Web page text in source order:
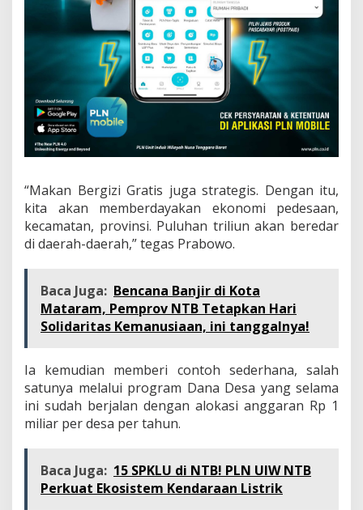
“Makan Bergizi Gratis juga strategis. Dengan itu,
kita akan memberdayakan ekonomi pedesaan,
kecamatan, provinsi. Puluhan triliun akan beredar
di daerah-daerah,” tegas Prabowo.
Baca Juga: Bencana Banjir di Kota
Mataram, Pemprov NTB Tetapkan Hari
Solidaritas Kemanusiaan, ini tanggalnya!
Ia kemudian memberi contoh sederhana, salah
satunya melalui program Dana Desa yang selama
ini sudah berjalan dengan alokasi anggaran Rp 1
miliar per desa per tahun.
Baca Juga: 15 SPKLU di NTB! PLN UIW NTB
Perkuat Ekosistem Kendaraan Listrik